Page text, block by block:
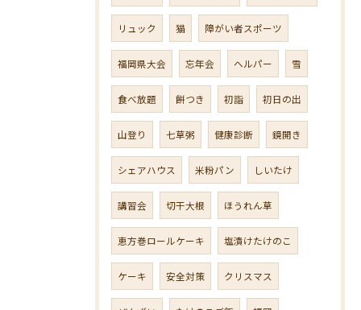
リュック 猫 障がい者スポーツ
福岡県大会 忘年会 ヘルパー 雪
食べ放題 餅つき 初詣 初日の出
山登り 七草粥 健康診断 鏡開き
シェアハウス 米粉パン しいたけ
講習会 切干大根 ほうれん草
恵方巻ロールケーキ 塩漬けたけのこ
ケーキ 安全対策 クリスマス